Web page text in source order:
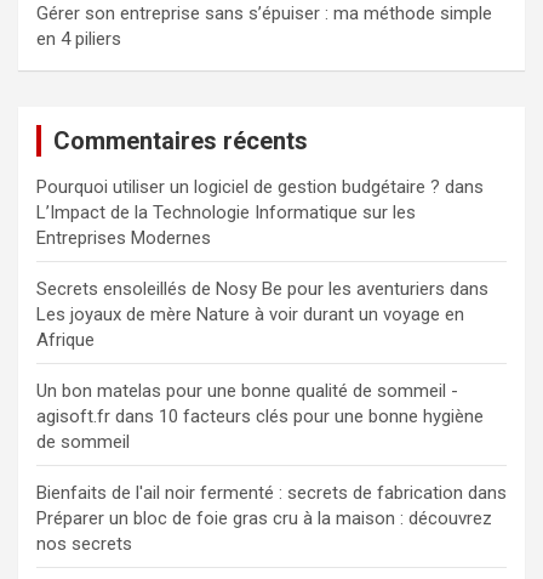
Gérer son entreprise sans s’épuiser : ma méthode simple
en 4 piliers
Commentaires récents
Pourquoi utiliser un logiciel de gestion budgétaire ? dans
L’Impact de la Technologie Informatique sur les
Entreprises Modernes
Secrets ensoleillés de Nosy Be pour les aventuriers dans
Les joyaux de mère Nature à voir durant un voyage en
Afrique
Un bon matelas pour une bonne qualité de sommeil -
agisoft.fr dans 10 facteurs clés pour une bonne hygiène
de sommeil
Bienfaits de l'ail noir fermenté : secrets de fabrication dans
Préparer un bloc de foie gras cru à la maison : découvrez
nos secrets